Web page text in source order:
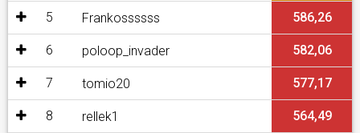
5 Frankossssss 586,26
6 poloop_invader 582,06
7 tomio20 577,17
8 rellek1 564,49